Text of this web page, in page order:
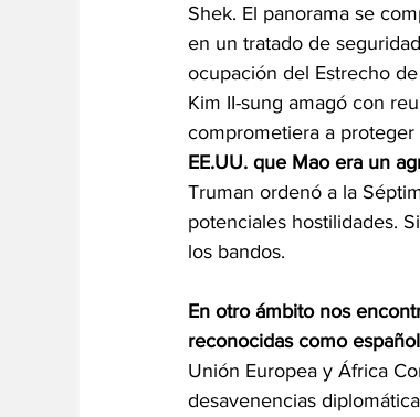
Shek. El panorama se
en un tratado de
ocupación del Estrecho
Kim II-sung amagó con
comprometiera a
EE.UU. que Mao era un
Truman ordenó a la
potenciales hostilidades.
los bandos.
En otro ámbito nos
reconocidas como
Unión Europea y África
desavenencias